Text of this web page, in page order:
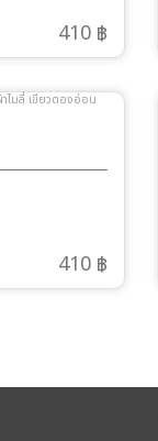
410 ฿
410 ฿